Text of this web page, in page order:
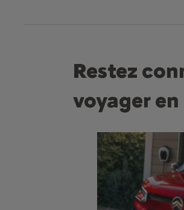
Restez
voyager